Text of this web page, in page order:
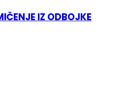
IZ ODBOJKE